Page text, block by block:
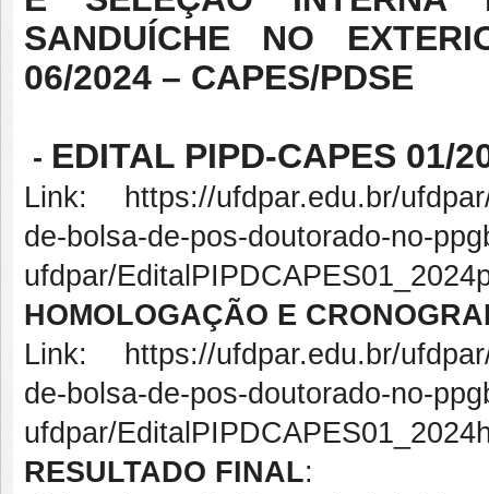
SANDUÍCHE NO
06/2024 – CAPES/PDSE
- EDITAL PIPD-CAPES 01/
Link: https://ufdpar.edu.br/
de-bolsa-de-pos-doutorado-no-
ufdpar/
HOMOLOGAÇÃO E
Link: https://ufdpar.edu.br/
de-bolsa-de-pos-doutorado-no-
ufdpar/
RESULTADO FINAL: